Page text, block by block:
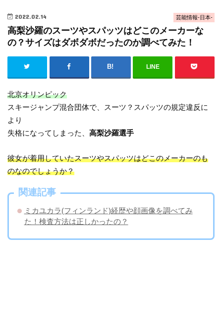
芸能情報-日本-
2022.02.14
高梨沙羅のスーツやスパッツはどこのメーカーな
の？サイズはダボダボだったのか調べてみた！
LINE
北京オリンピック
スキージャンプ混合団体で、スーツ？スパッツの規定違反に
より
失格になってしまった、高梨沙羅選手
彼女が着用していたスーツやスパッツはどこのメーカーのも
のなのでしょうか？
関連記事
ミカユカラ(フィンランド)経歴や顔画像を調べてみ
た！検査方法は正しかったの？